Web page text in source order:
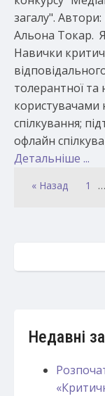
загалу".
Альона Токар.
Навички
толерантної та
користувачами
спілкування;
офлайн
Детальніше ...
« Назад 1 …
Недавні